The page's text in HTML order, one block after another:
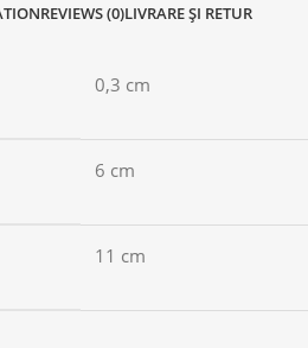
REVIEWS (0)LIVRARE ȘI RETUR
0,3 cm
6 cm
11 cm